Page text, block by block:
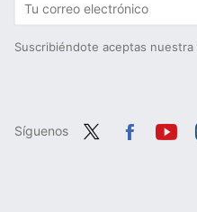
Suscribiéndote aceptas nuestra
Síguenos